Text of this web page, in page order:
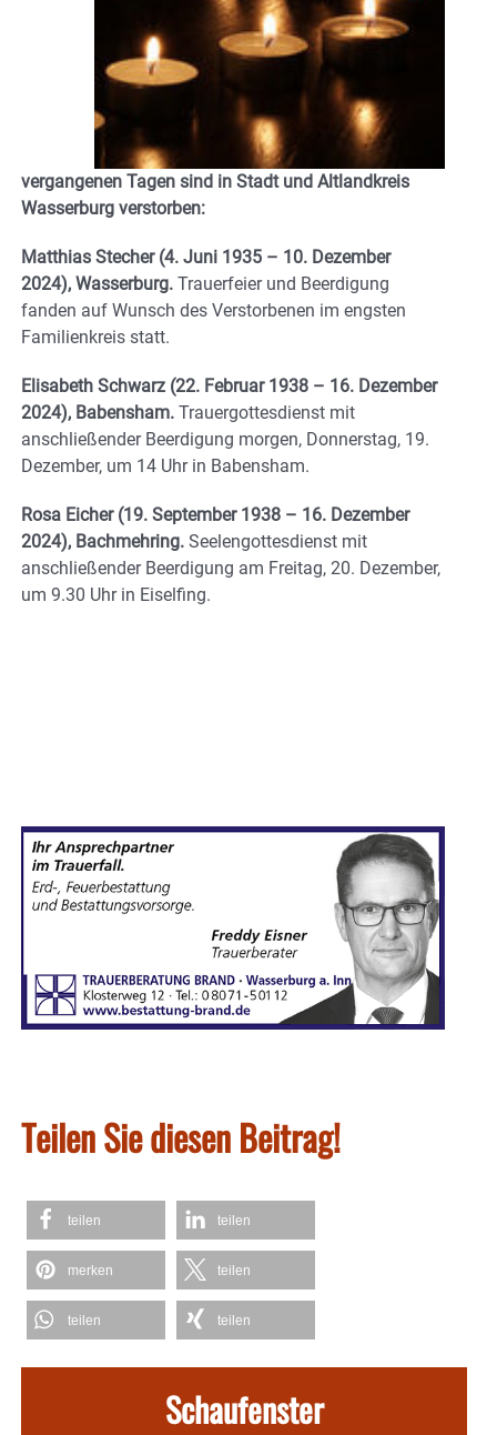
vergangenen Tagen sind in Stadt und Altlandkreis
Wasserburg verstorben:
Matthias Stecher (4. Juni 1935 – 10. Dezember
2024), Wasserburg. Trauerfeier und Beerdigung
fanden auf Wunsch des Verstorbenen im engsten
Familienkreis statt.
Elisabeth Schwarz (22. Februar 1938 – 16. Dezember
2024), Babensham. Trauergottesdienst mit
anschließender Beerdigung morgen, Donnerstag, 19.
Dezember, um 14 Uhr in Babensham.
Rosa Eicher (19. September 1938 – 16. Dezember
2024), Bachmehring. Seelengottesdienst mit
anschließender Beerdigung am Freitag, 20. Dezember,
um 9.30 Uhr in Eiselfing.
Teilen Sie diesen Beitrag!
teilen teilen
merken teilen
teilen teilen
Schaufenster